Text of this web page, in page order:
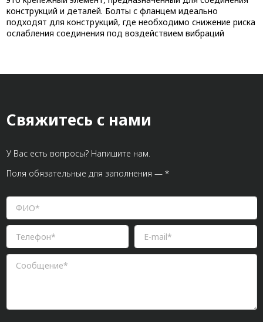
конструкций и деталей. Болты с фланцем идеально
подходят для конструкций, где необходимо снижение риска
ослабления соединения под воздействием вибраций
Свяжитесь с нами
У Вас есть вопросы? Напишите нам.
Поля обязательные для заполнения — *